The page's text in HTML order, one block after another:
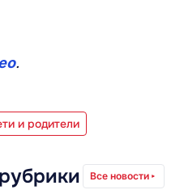
.
и родители
Все новости